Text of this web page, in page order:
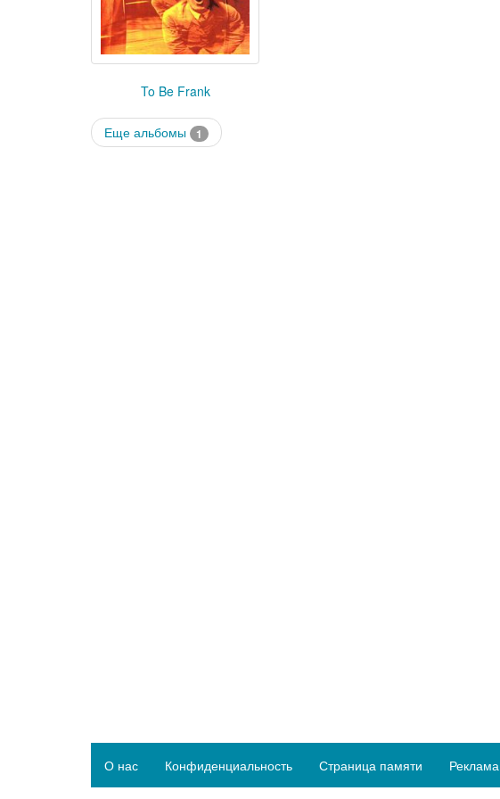
To Be Frank
Еще альбомы 1
О нас Конфиденциальность Страница памяти Реклама